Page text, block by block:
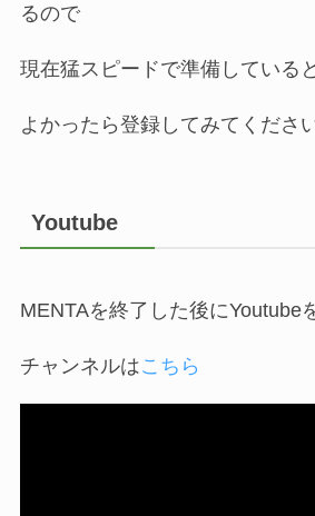
るので
現在猛スピードで準備している
よかったら登録してみてください
Youtube
MENTAを終了した後にYoutube
チャンネルはこちら